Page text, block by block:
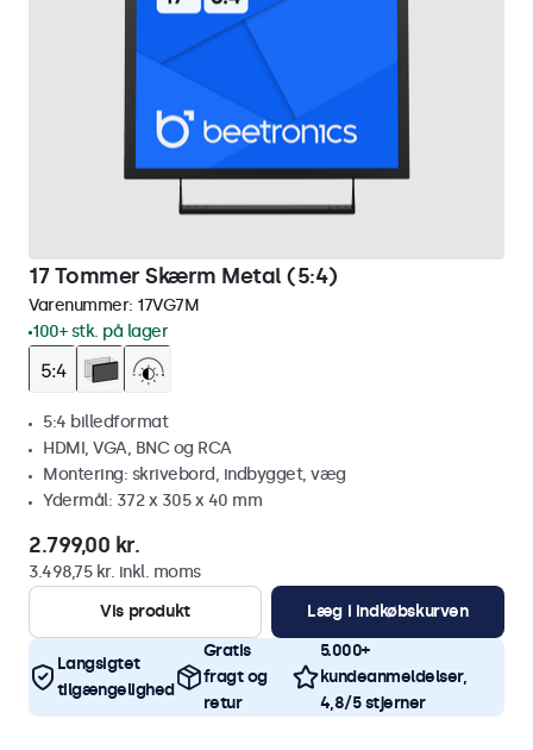
17 Tommer Skærm Metal (5:4)
Varenummer: 17VG7M
100+ stk. på lager
5:4 billedformat
HDMI, VGA, BNC og RCA
Montering: skrivebord, indbygget, væg
Ydermål: 372 x 305 x 40 mm
2.799,00 kr.
3.498,75 kr. inkl. moms
Vis produkt
Læg i indkøbskurven
Langsigtet
tilgængelighed
Gratis
fragt og
retur
5.000+
kundeanmeldelser,
4,8/5 stjerner